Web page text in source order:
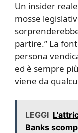
Un insider
mosse
partire.” La
persona
ed è sempre
viene da
LEGGI
Banks